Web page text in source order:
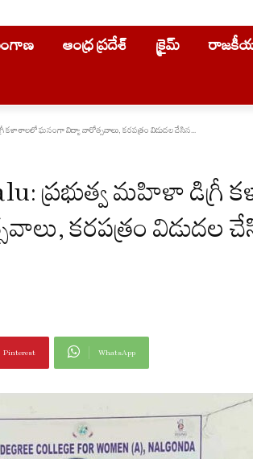
ఆంధ్ర ప్రదేశ్ క్రైమ్
కళాశాలలో ఘనంగా విద్యా వారోత్సవాలు, కరపత్రం విడుదల చేసిన...
ప్రభుత్వ మహిళా
కరపత్రం విడుదల
Pinterest WhatsApp